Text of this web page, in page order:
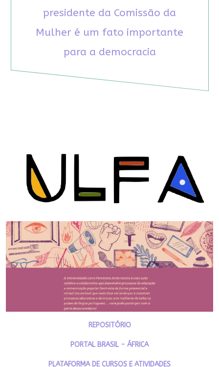
presidente da Comissão da
Mulher é um fato importante
para a democracia
REPOSITÓRIO
PORTAL BRASIL - ÁFRICA
PLATAFORMA DE CURSOS E ATIVIDADES